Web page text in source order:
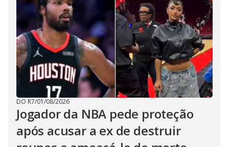
DO R7/01/08/2026
Jogador da NBA pede proteção
após acusar a ex de destruir